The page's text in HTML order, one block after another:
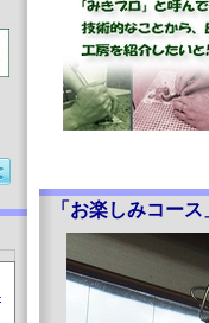
「お楽しみコー